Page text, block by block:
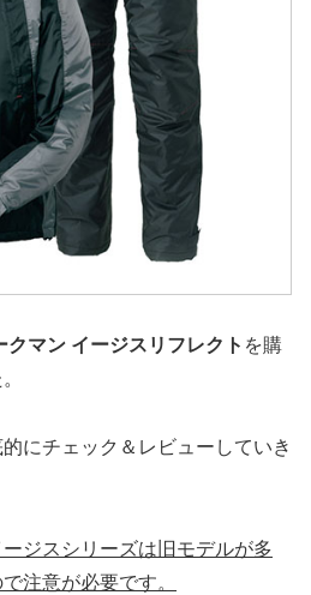
クマン イージスリフレクト を購
にチェック＆レビューしていき
ジスシリーズは旧モデルが多
注意が必要です。